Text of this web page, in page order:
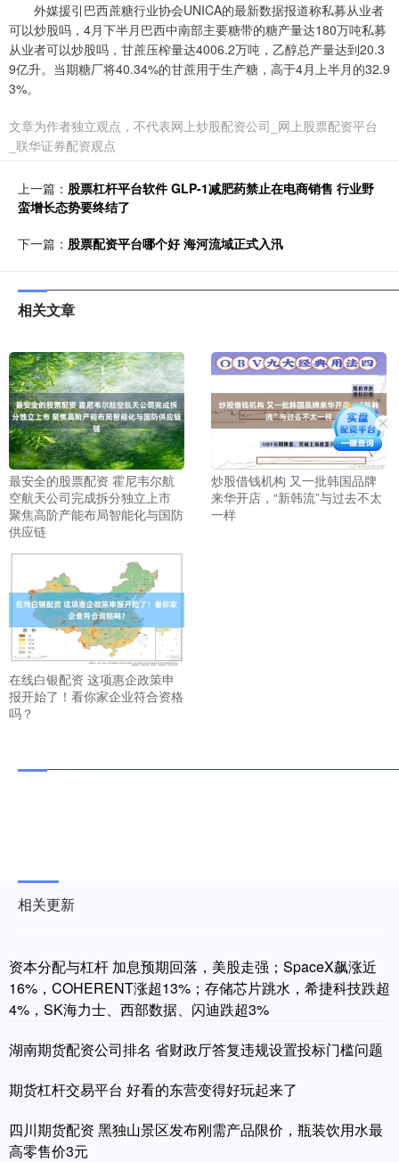
外媒援引巴西蔗糖行业协会UNICA的最新数据报道称私募从业者
可以炒股吗，4月下半月巴西中南部主要糖带的糖产量达180万吨私募
从业者可以炒股吗，甘蔗压榨量达4006.2万吨，乙醇总产量达到20.3
9亿升。当期糖厂将40.34%的甘蔗用于生产糖，高于4月上半月的32.9
3%。
文章为作者独立观点，不代表网上炒股配资公司_网上股票配资平台
_联华证券配资观点
上一篇： 股票杠杆平台软件 GLP-1减肥药禁止在电商销售 行业野
蛮增长态势要终结了
下一篇： 股票配资平台哪个好 海河流域正式入汛
相关文章
最安全的股票配资 霍尼韦尔航
空航天公司完成拆分独立上市
聚焦高阶产能布局智能化与国防
供应链
炒股借钱机构 又一批韩国品牌
来华开店，“新韩流”与过去不太
一样
在线白银配资 这项惠企政策申
报开始了！看你家企业符合资格
吗？
相关更新
资本分配与杠杆 加息预期回落，美股走强；SpaceX飙涨近
16%，COHERENT涨超13%；存储芯片跳水，希捷科技跌超
4%，SK海力士、西部数据、闪迪跌超3%
湖南期货配资公司排名 省财政厅答复违规设置投标门槛问题
期货杠杆交易平台 好看的东营变得好玩起来了
四川期货配资 黑独山景区发布刚需产品限价，瓶装饮用水最
高零售价3元